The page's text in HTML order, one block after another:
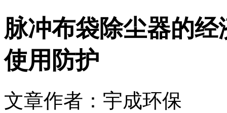
脉冲布袋除尘器的
使用防护
文章作者：宇成环保